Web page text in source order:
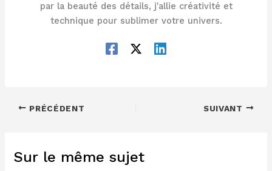
par la beauté des détails, j'allie créativité et
technique pour sublimer votre univers.
PRÉCÉDENT SUIVANT
Sur le même sujet